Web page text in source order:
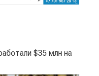
$35 млн на